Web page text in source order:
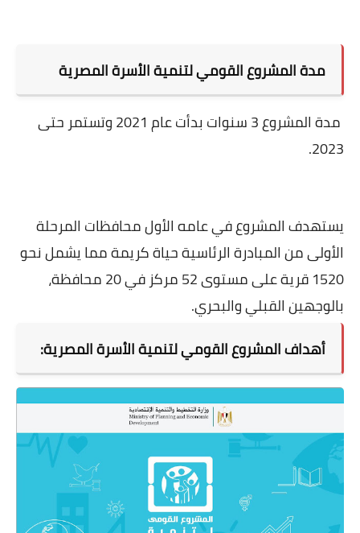
مدةالمشروع القومي لتنمية الأسرة المصرية
مدة المشروع 3 سنوات بدأت عام 2021 وتستمر حتى
2023.
يستهدف المشروع في عامه الأول محافظات المرحلة
الأولى من المبادرة الرئاسية حياة كريمة مما يشمل نحو
1520 قرية على مستوى 52 مركز في 20 محافظة،
بالوجهين القبلي والبحري.
أهدافالمشروع القومي لتنمية الأسرة المصرية: